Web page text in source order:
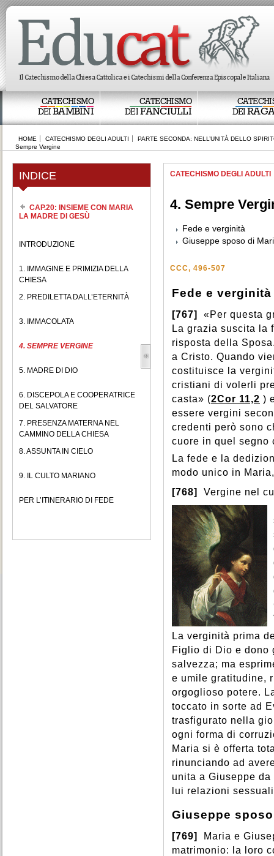
CATECHISMO
DEIBAMBINI
CATECHISMO
DEIFANCIULLI
DEI
HOME CATECHISMO DEGLI ADULTI
PARTE SECONDA: NELL’UNITÀ DELLO
Sempre Vergine
INDICE
CAP.20: INSIEME CON MARIA
LA MADRE DI GESÙ
INTRODUZIONE
1. IMMAGINE E PRIMIZIA DELLA
CHIESA
2. PREDILETTA DALL’ETERNITÀ
3. IMMACOLATA
4. SEMPRE VERGINE
5. MADRE DI DIO
6. DISCEPOLA E COOPERATRICE
DEL SALVATORE
7. PRESENZA MATERNA NEL
CAMMINO DELLA CHIESA
8. ASSUNTA IN CIELO
9. IL CULTO MARIANO
PER L’ITINERARIO DI FEDE
CATECHISMO DEGLI ADULTI
4. Sempre
Fede e verginità
Giuseppe sposo di
CCC, 496-507
Fede e verginità
[767]
«Per questa
La grazia suscita la
risposta della
a Cristo. Quando
costituisce la
cristiani di volerli
casta» (2Cor 11,2 )
essere vergini
credenti però sono
cuore in quel segno
La fede e la
modo unico in
[768]
Vergine nel
La verginità prima
Figlio di Dio e dono
salvezza; ma
e umile gratitudine,
orgoglioso potere.
toccato in sorte ad
trasfigurato nella
ogni forma di
Maria si è offerta
rinunciando ad
unita a Giuseppe
lui relazioni
Giuseppe
[769]
Maria e
matrimonio: la loro